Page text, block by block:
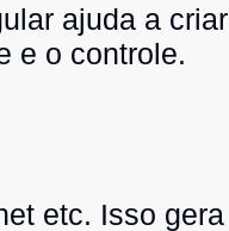
ajuda a criar
e o controle.
etc. Isso gera